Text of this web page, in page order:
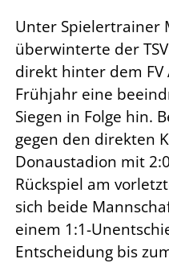
Unter Spielertrainer
überwinterte der
direkt hinter dem
Frühjahr eine
Siegen in Folge hin.
gegen den direkten
Donaustadion mit
Rückspiel am
sich beide
einem 1:1-
Entscheidung bis